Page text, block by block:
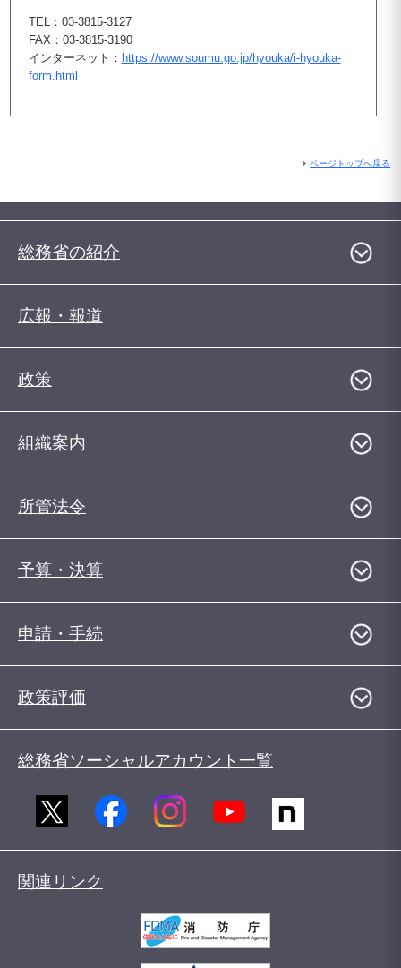
TEL：03-3815-3127
FAX：03-3815-3190
インターネット： https://www.soumu.go.jp/hyouka/i-hyouka-
form.html
ページトップへ戻る
総務省の紹介
広報・報道
政策
組織案内
所管法令
予算・決算
申請・手続
政策評価
総務省ソーシャルアカウント一覧
関連リンク